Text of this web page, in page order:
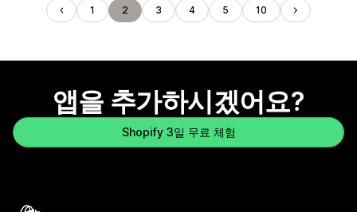
1 2 3 4 5 10
앱을 추가하시겠어요?
Shopify 3일 무료 체험